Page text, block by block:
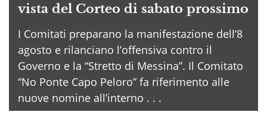
vista del Corteo di sabato prossimo
I Comitati preparano la manifestazione dell’8
agosto e rilanciano l’offensiva contro il
Governo e la “Stretto di Messina”. Il Comitato
“No Ponte Capo Peloro” fa riferimento alle
nuove nomine all’interno . . .